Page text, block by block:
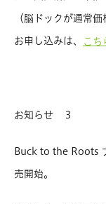
（脳ドックが通常
お申し込みは、 こち
お知らせ ３
Buck to the Roots
売開始。